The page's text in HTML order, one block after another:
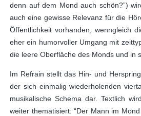
denn auf dem Mond auch schön?”)
auch eine gewisse Relevanz für die
Öffentlichkeit vorhanden, wenngleich
eher ein humorvoller Umgang mit
die leere Oberfläche des Monds und in
Im Refrain stellt das Hin- und
der sich einmalig wiederholenden
musikalische Schema dar. Textlich
weiter thematisiert: “Der Mann im